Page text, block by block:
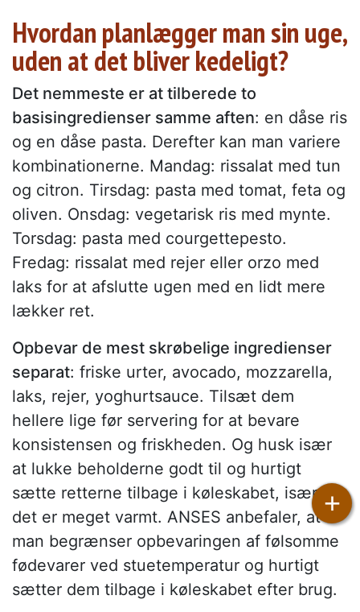
Hvordan planlægger man sin uge,
uden at det bliver kedeligt?
Det nemmeste er at tilberede to
basisingredienser samme aften: en dåse ris
og en dåse pasta. Derefter kan man variere
kombinationerne. Mandag: rissalat med tun
og citron. Tirsdag: pasta med tomat, feta og
oliven. Onsdag: vegetarisk ris med mynte.
Torsdag: pasta med courgettepesto.
Fredag: rissalat med rejer eller orzo med
laks for at afslutte ugen med en lidt mere
lækker ret.
Opbevar de mest skrøbelige ingredienser
separat: friske urter, avocado, mozzarella,
laks, rejer, yoghurtsauce. Tilsæt dem
hellere lige før servering for at bevare
konsistensen og friskheden. Og husk især
at lukke beholderne godt til og hurtigt
sætte retterne tilbage i køleskabet, især når
det er meget varmt. ANSES anbefaler, at
man begrænser opbevaringen af følsomme
fødevarer ved stuetemperatur og hurtigt
sætter dem tilbage i køleskabet efter brug.
+